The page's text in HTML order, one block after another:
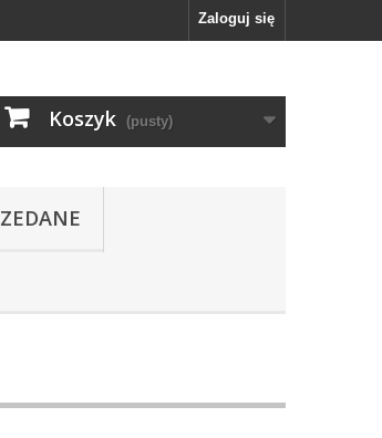
Zaloguj się
Koszyk (pusty)